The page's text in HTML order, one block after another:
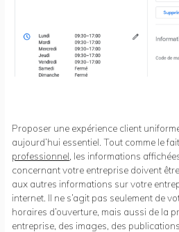
Proposer une expérience client
aujourd’hui essentiel. Tout comme le fait
professionnel , les informations
concernant votre entreprise doivent
aux autres informations sur votre
internet. Il ne s’agit pas seulement de
horaires d’ouverture, mais aussi de la
entreprise, des images, des